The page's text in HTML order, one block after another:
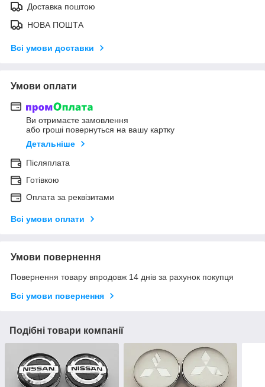
Доставка поштою
НОВА ПОШТА
Всі умови доставки
Умови оплати
Ви отримаєте замовлення
або гроші повернуться на вашу картку
Детальніше
Післяплата
Готівкою
Оплата за реквізитами
Всі умови оплати
Умови повернення
Повернення товару впродовж 14 днів за рахунок покупця
Всі умови повернення
Подібні товари компанії